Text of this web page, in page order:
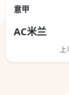
意甲
AC米兰